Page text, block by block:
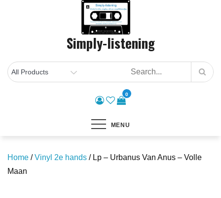
Simply-listening
0
MENU
Home /Vinyl 2e hands / Lp – Urbanus Van Anus – Volle
Maan